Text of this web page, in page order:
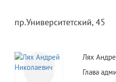
пр.Университетский, 45
Лях
Глава